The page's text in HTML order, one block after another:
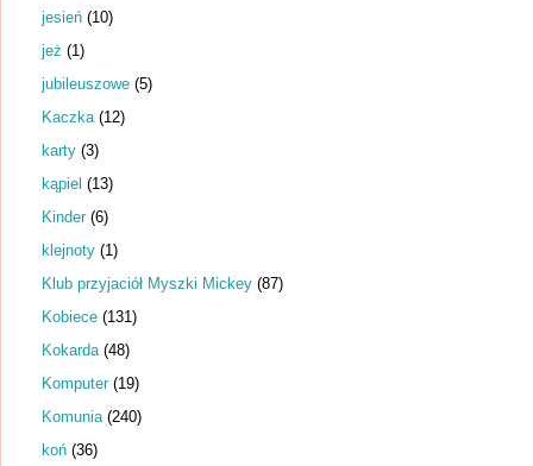
jesień (10)
jeż (1)
jubileuszowe (5)
Kaczka (12)
karty (3)
kąpiel (13)
Kinder (6)
klejnoty (1)
Klub przyjaciół Myszki Mickey (87)
Kobiece (131)
Kokarda (48)
Komputer (19)
Komunia (240)
koń (36)